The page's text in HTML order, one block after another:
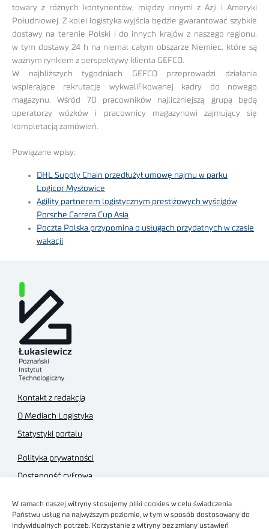
W ramach naszej witryny stosujemy pliki cookies w celu świadczenia
Państwu usług na najwyższym poziomie, w tym w sposób dostosowany do
indywidualnych potrzeb. Korzystanie z witryny bez zmiany ustawień
towary z różnych kontynentów, między innymi z Azji i Ameryki
Południowej. Z kolei logistyka wyjścia będzie gwarantować szybkie
dostawy na terenie Polski i do innych krajów z naszego regionu,
w tym dostawy 24 h na niemal całym obszarze Niemiec, które są
ważnym rynkiem z perspektywy klienta GEFCO.
W najbliższych tygodniach GEFCO przeprowadzi działania
wspierające rekrutację wykwalifikowanej kadry do nowego
magazynu. Wśród 70 pracowników najliczniejszą grupą będą
operatorzy wózków i pracownicy magazynowi zajmujący się
kompletacją zamówień.
Powiązane wpisy:
DHL Supply Chain przedłużył umowę najmu w parku
Logicor Mysłowice
Agility partnerem logistycznym prestiżowych wyścigów
Porsche Carrera Cup Asia
Poczta Polska przypomina o usługach przydatnych w czasie
wakacji
Kontakt z redakcją
O Mediach Logistyka
Statystyki portalu
Polityka prywatności
Dostępność cyfrowa
Regulamin sklepu